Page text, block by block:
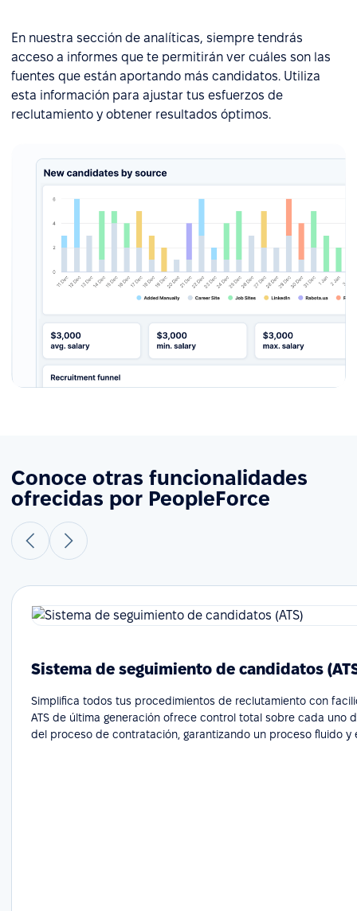
En nuestra sección de analíticas, siempre tendrás
acceso a informes que te permitirán ver cuáles son las
fuentes que están aportando más candidatos. Utiliza
esta información para ajustar tus esfuerzos de
reclutamiento y obtener resultados óptimos.
Conoce otras funcionalidades
ofrecidas por PeopleForce
Sistema de seguimiento de candidatos
Simplifica todos tus procedimientos de reclutamiento con
ATS de última generación ofrece control total sobre cada uno
del proceso de contratación, garantizando un proceso fluido y